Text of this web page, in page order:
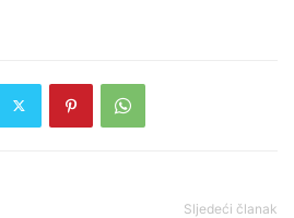
Sljedeći članak